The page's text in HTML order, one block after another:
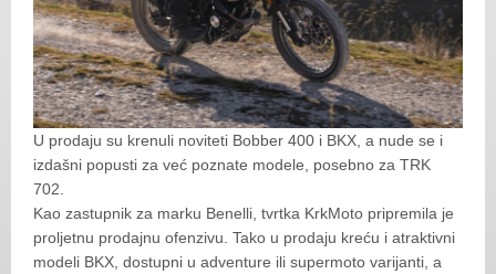
U prodaju su krenuli noviteti Bobber 400 i BKX, a nude se i
izdašni popusti za već poznate modele, posebno za TRK
702.
Kao zastupnik za marku Benelli, tvrtka KrkMoto pripremila je
proljetnu prodajnu ofenzivu. Tako u prodaju kreću i atraktivni
modeli BKX, dostupni u adventure ili supermoto varijanti, a